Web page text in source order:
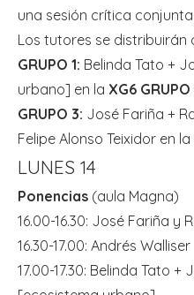
una sesión crítica
Los tutores se distribuirán
GRUPO 1: Belinda Tato +
urbano] en la XG6 GRUPO
GRUPO 3: José Fariña +
Felipe Alonso Teixidor en la
LUNES 14
Ponencias (aula Magna)
16.00-16.30: José Fariña y
16.30-17.00: Andrés Walliser
17.00-17.30: Belinda Tato +